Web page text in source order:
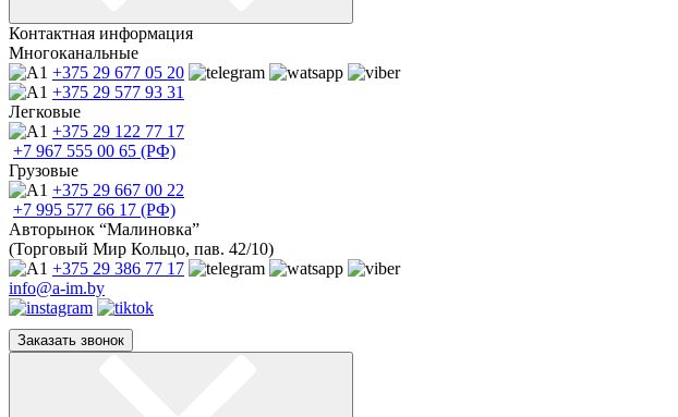
Контактная информация
Многоканальные
+375 29 677 05 20
+375 29 577 93 31
Легковые
+375 29 122 77 17
+7 967 555 00 65 (РФ)
Грузовые
+375 29 667 00 22
+7 995 577 66 17 (РФ)
Авторынок “Малиновка”
(Торговый Мир Кольцо, пав. 42/10)
+375 29 386 77 17
info@a-im.by
Заказать звонок